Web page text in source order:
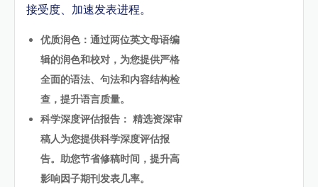
接受度、加速发表进程。
优质润色：通过两位英文母语编
辑的润色和校对，为您提供严格
全面的语法、句法和内容结构检
查，提升语言质量。
科学深度评估报告： 精选资深审
稿人为您提供科学深度评估报
告。助您节省修稿时间，提升高
影响因子期刊发表几率。